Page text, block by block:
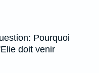
Pourquoi
doit venir